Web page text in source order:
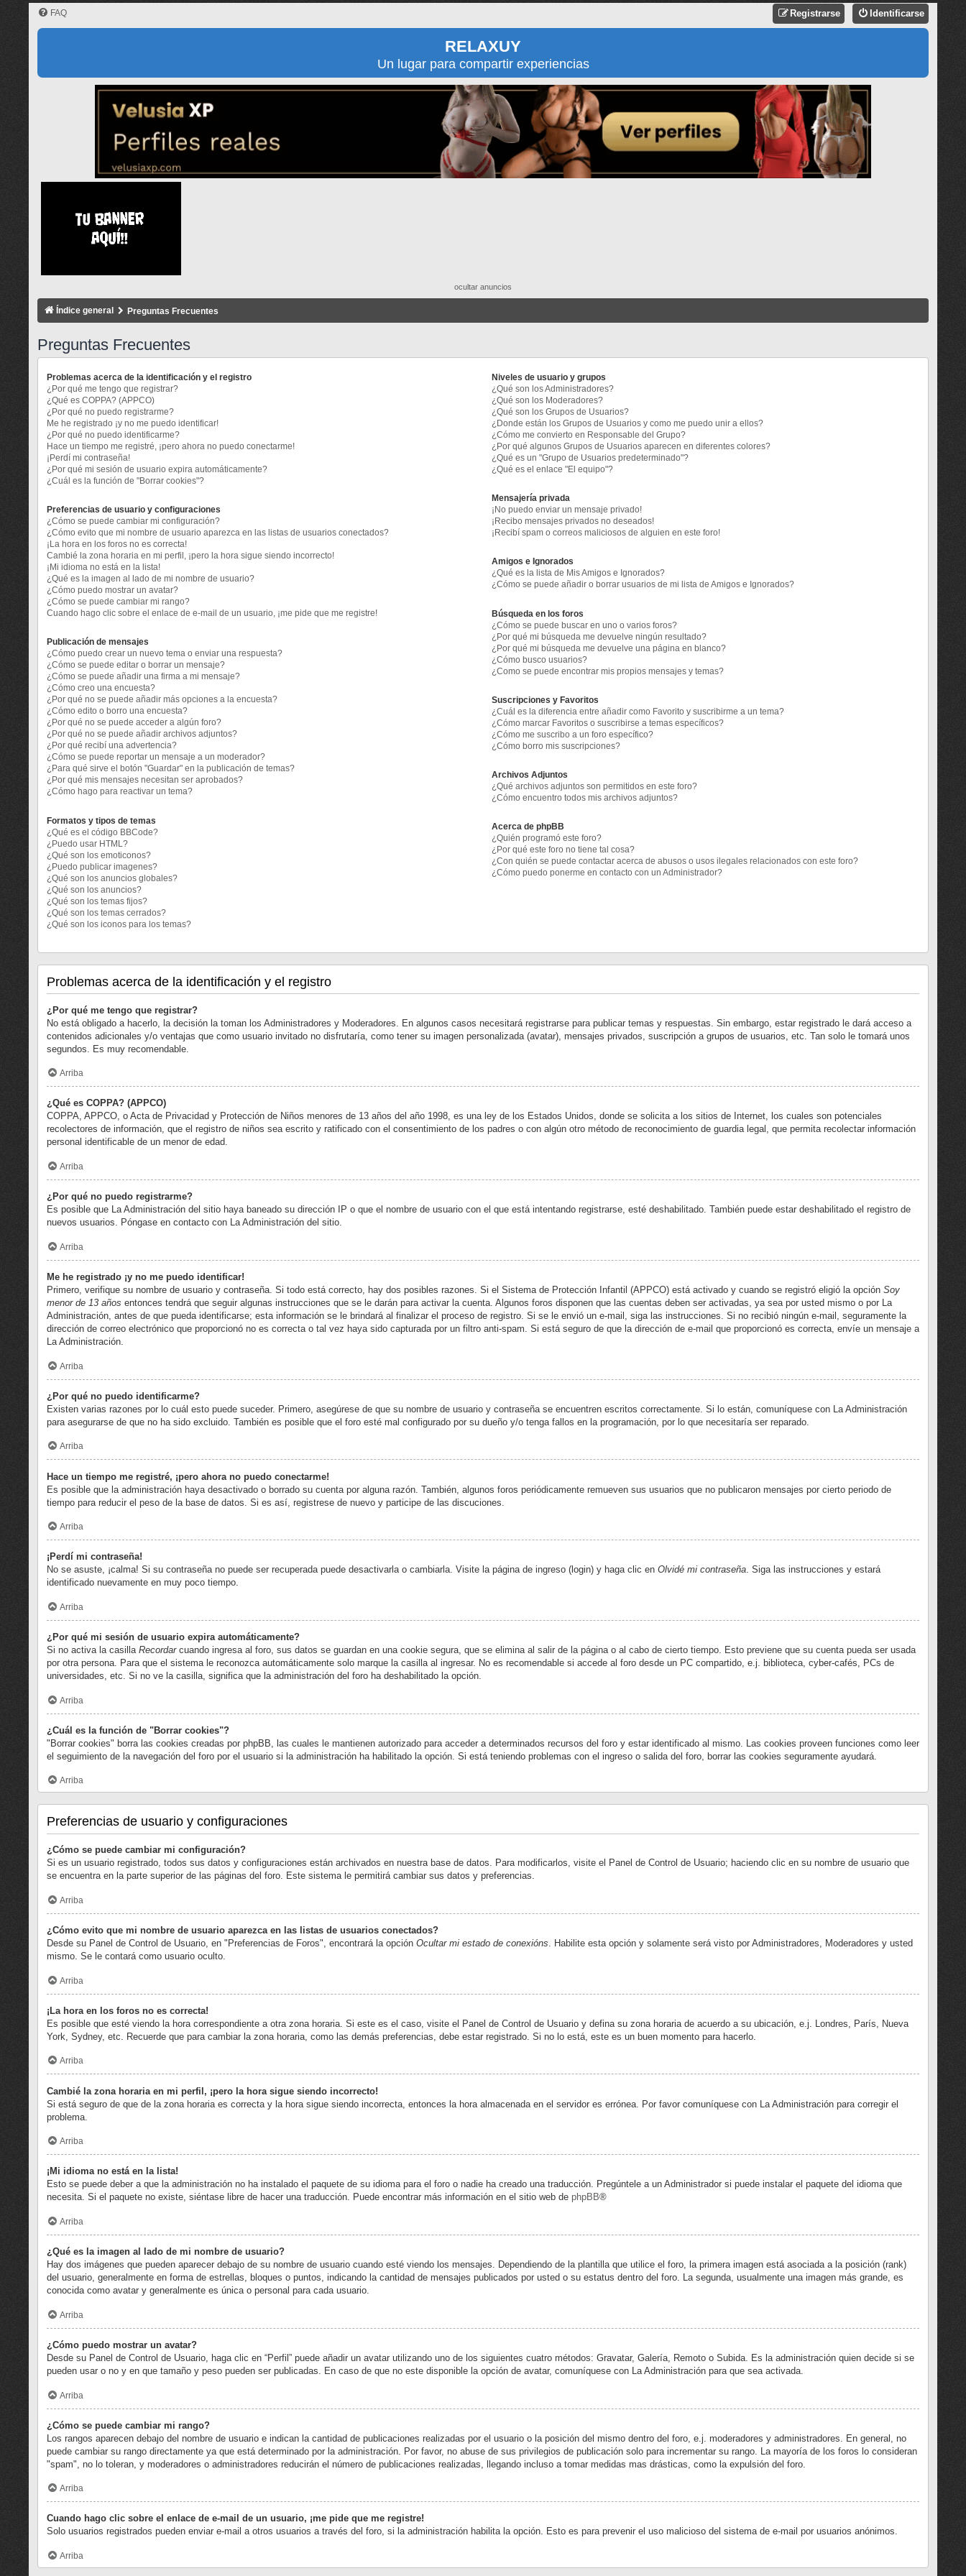
FAQ Identificarse
Registrarse
RELAXUY
Un lugar para compartir experiencias
ocultar anuncios
Índice general Preguntas Frecuentes
Preguntas Frecuentes
Problemas acerca de la identificación y el registro
¿Por qué me tengo que registrar?
¿Qué es COPPA? (APPCO)
¿Por qué no puedo registrarme?
Me he registrado ¡y no me puedo identificar!
¿Por qué no puedo identificarme?
Hace un tiempo me registré, ¡pero ahora no puedo conectarme!
¡Perdí mi contraseña!
¿Por qué mi sesión de usuario expira automáticamente?
¿Cuál es la función de "Borrar cookies"?
Preferencias de usuario y configuraciones
¿Cómo se puede cambiar mi configuración?
¿Cómo evito que mi nombre de usuario aparezca en las listas de usuarios conectados?
¡La hora en los foros no es correcta!
Cambié la zona horaria en mi perfil, ¡pero la hora sigue siendo incorrecto!
¡Mi idioma no está en la lista!
¿Qué es la imagen al lado de mi nombre de usuario?
¿Cómo puedo mostrar un avatar?
¿Cómo se puede cambiar mi rango?
Cuando hago clic sobre el enlace de e-mail de un usuario, ¡me pide que me registre!
Publicación de mensajes
¿Cómo puedo crear un nuevo tema o enviar una respuesta?
¿Cómo se puede editar o borrar un mensaje?
¿Cómo se puede añadir una firma a mi mensaje?
¿Cómo creo una encuesta?
¿Por qué no se puede añadir más opciones a la encuesta?
¿Cómo edito o borro una encuesta?
¿Por qué no se puede acceder a algún foro?
¿Por qué no se puede añadir archivos adjuntos?
¿Por qué recibí una advertencia?
¿Cómo se puede reportar un mensaje a un moderador?
¿Para qué sirve el botón "Guardar" en la publicación de temas?
¿Por qué mis mensajes necesitan ser aprobados?
¿Cómo hago para reactivar un tema?
Formatos y tipos de temas
¿Qué es el código BBCode?
¿Puedo usar HTML?
¿Qué son los emoticonos?
¿Puedo publicar imagenes?
¿Qué son los anuncios globales?
¿Qué son los anuncios?
¿Qué son los temas fijos?
¿Qué son los temas cerrados?
¿Qué son los iconos para los temas?
Niveles de usuario y grupos
¿Qué son los Administradores?
¿Qué son los Moderadores?
¿Qué son los Grupos de Usuarios?
¿Donde están los Grupos de Usuarios y como me puedo unir a ellos?
¿Cómo me convierto en Responsable del Grupo?
¿Por qué algunos Grupos de Usuarios aparecen en diferentes colores?
¿Qué es un "Grupo de Usuarios predeterminado"?
¿Qué es el enlace "El equipo"?
Mensajería privada
¡No puedo enviar un mensaje privado!
¡Recibo mensajes privados no deseados!
¡Recibí spam o correos maliciosos de alguien en este foro!
Amigos e Ignorados
¿Qué es la lista de Mis Amigos e Ignorados?
¿Cómo se puede añadir o borrar usuarios de mi lista de Amigos e Ignorados?
Búsqueda en los foros
¿Cómo se puede buscar en uno o varios foros?
¿Por qué mi búsqueda me devuelve ningún resultado?
¿Por qué mi búsqueda me devuelve una página en blanco?
¿Cómo busco usuarios?
¿Como se puede encontrar mis propios mensajes y temas?
Suscripciones y Favoritos
¿Cuál es la diferencia entre añadir como Favorito y suscribirme a un tema?
¿Cómo marcar Favoritos o suscribirse a temas específicos?
¿Cómo me suscribo a un foro específico?
¿Cómo borro mis suscripciones?
Archivos Adjuntos
¿Qué archivos adjuntos son permitidos en este foro?
¿Cómo encuentro todos mis archivos adjuntos?
Acerca de phpBB
¿Quién programó este foro?
¿Por qué este foro no tiene tal cosa?
¿Con quién se puede contactar acerca de abusos o usos ilegales relacionados con este foro?
¿Cómo puedo ponerme en contacto con un Administrador?
Problemas acerca de la identificación y el registro
¿Por qué me tengo que registrar?
No está obligado a hacerlo, la decisión la toman los Administradores y Moderadores. En algunos casos necesitará registrarse para publicar temas y respuestas. Sin embargo, estar registrado le dará acceso a
contenidos adicionales y/o ventajas que como usuario invitado no disfrutaría, como tener su imagen personalizada (avatar), mensajes privados, suscripción a grupos de usuarios, etc. Tan solo le tomará unos
segundos. Es muy recomendable.
Arriba
¿Qué es COPPA? (APPCO)
COPPA, APPCO, o Acta de Privacidad y Protección de Niños menores de 13 años del año 1998, es una ley de los Estados Unidos, donde se solicita a los sitios de Internet, los cuales son potenciales
recolectores de información, que el registro de niños sea escrito y ratificado con el consentimiento de los padres o con algún otro método de reconocimiento de guardia legal, que permita recolectar información
personal identificable de un menor de edad.
Arriba
¿Por qué no puedo registrarme?
Es posible que La Administración del sitio haya baneado su dirección IP o que el nombre de usuario con el que está intentando registrarse, esté deshabilitado. También puede estar deshabilitado el registro de
nuevos usuarios. Póngase en contacto con La Administración del sitio.
Arriba
Me he registrado ¡y no me puedo identificar!
Primero, verifique su nombre de usuario y contraseña. Si todo está correcto, hay dos posibles razones. Si el Sistema de Protección Infantil (APPCO) está activado y cuando se registró eligió la opción Soy
menor de 13 años entonces tendrá que seguir algunas instrucciones que se le darán para activar la cuenta. Algunos foros disponen que las cuentas deben ser activadas, ya sea por usted mismo o por La
Administración, antes de que pueda identificarse; esta información se le brindará al finalizar el proceso de registro. Si se le envió un e-mail, siga las instrucciones. Si no recibió ningún e-mail, seguramente la
dirección de correo electrónico que proporcionó no es correcta o tal vez haya sido capturada por un filtro anti-spam. Si está seguro de que la dirección de e-mail que proporcionó es correcta, envíe un mensaje a
La Administración.
Arriba
¿Por qué no puedo identificarme?
Existen varias razones por lo cuál esto puede suceder. Primero, asegúrese de que su nombre de usuario y contraseña se encuentren escritos correctamente. Si lo están, comuníquese con La Administración
para asegurarse de que no ha sido excluido. También es posible que el foro esté mal configurado por su dueño y/o tenga fallos en la programación, por lo que necesitaría ser reparado.
Arriba
Hace un tiempo me registré, ¡pero ahora no puedo conectarme!
Es posible que la administración haya desactivado o borrado su cuenta por alguna razón. También, algunos foros periódicamente remueven sus usuarios que no publicaron mensajes por cierto periodo de
tiempo para reducir el peso de la base de datos. Si es así, registrese de nuevo y participe de las discuciones.
Arriba
¡Perdí mi contraseña!
No se asuste, ¡calma! Si su contraseña no puede ser recuperada puede desactivarla o cambiarla. Visite la página de ingreso (login) y haga clic en Olvidé mi contraseña. Siga las instrucciones y estará
identificado nuevamente en muy poco tiempo.
Arriba
¿Por qué mi sesión de usuario expira automáticamente?
Si no activa la casilla Recordarcuando ingresa al foro, sus datos se guardan en una cookie segura, que se elimina al salir de la página o al cabo de cierto tiempo. Esto previene que su cuenta pueda ser usada
por otra persona. Para que el sistema le reconozca automáticamente solo marque la casilla al ingresar. No es recomendable si accede al foro desde un PC compartido, e.j. biblioteca, cyber-cafés, PCs de
universidades, etc. Si no ve la casilla, significa que la administración del foro ha deshabilitado la opción.
Arriba
¿Cuál es la función de "Borrar cookies"?
"Borrar cookies" borra las cookies creadas por phpBB, las cuales le mantienen autorizado para acceder a determinados recursos del foro y estar identificado al mismo. Las cookies proveen funciones como leer
el seguimiento de la navegación del foro por el usuario si la administración ha habilitado la opción. Si está teniendo problemas con el ingreso o salida del foro, borrar las cookies seguramente ayudará.
Arriba
Preferencias de usuario y configuraciones
¿Cómo se puede cambiar mi configuración?
Si es un usuario registrado, todos sus datos y configuraciones están archivados en nuestra base de datos. Para modificarlos, visite el Panel de Control de Usuario; haciendo clic en su nombre de usuario que
se encuentra en la parte superior de las páginas del foro. Este sistema le permitirá cambiar sus datos y preferencias.
Arriba
¿Cómo evito que mi nombre de usuario aparezca en las listas de usuarios conectados?
Desde su Panel de Control de Usuario, en "Preferencias de Foros", encontrará la opción Ocultar mi estado de conexións. Habilite esta opción y solamente será visto por Administradores, Moderadores y usted
mismo. Se le contará como usuario oculto.
Arriba
¡La hora en los foros no es correcta!
Es posible que esté viendo la hora correspondiente a otra zona horaria. Si este es el caso, visite el Panel de Control de Usuario y defina su zona horaria de acuerdo a su ubicación, e.j. Londres, París, Nueva
York, Sydney, etc. Recuerde que para cambiar la zona horaria, como las demás preferencias, debe estar registrado. Si no lo está, este es un buen momento para hacerlo.
Arriba
Cambié la zona horaria en mi perfil, ¡pero la hora sigue siendo incorrecto!
Si está seguro de que de la zona horaria es correcta y la hora sigue siendo incorrecta, entonces la hora almacenada en el servidor es errónea. Por favor comuníquese con La Administración para corregir el
problema.
Arriba
¡Mi idioma no está en la lista!
Esto se puede deber a que la administración no ha instalado el paquete de su idioma para el foro o nadie ha creado una traducción. Pregúntele a un Administrador si puede instalar el paquete del idioma que
necesita. Si el paquete no existe, siéntase libre de hacer una traducción. Puede encontrar más información en el sitio web de phpBB®
Arriba
¿Qué es la imagen al lado de mi nombre de usuario?
Hay dos imágenes que pueden aparecer debajo de su nombre de usuario cuando esté viendo los mensajes. Dependiendo de la plantilla que utilice el foro, la primera imagen está asociada a la posición (rank)
del usuario, generalmente en forma de estrellas, bloques o puntos, indicando la cantidad de mensajes publicados por usted o su estatus dentro del foro. La segunda, usualmente una imagen más grande, es
conocida como avatar y generalmente es única o personal para cada usuario.
Arriba
¿Cómo puedo mostrar un avatar?
Desde su Panel de Control de Usuario, haga clic en “Perfil” puede añadir un avatar utilizando uno de los siguientes cuatro métodos: Gravatar, Galería, Remoto o Subida. Es la administración quien decide si se
pueden usar o no y en que tamaño y peso pueden ser publicadas. En caso de que no este disponible la opción de avatar, comuníquese con La Administración para que sea activada.
Arriba
¿Cómo se puede cambiar mi rango?
Los rangos aparecen debajo del nombre de usuario e indican la cantidad de publicaciones realizadas por el usuario o la posición del mismo dentro del foro, e.j. moderadores y administradores. En general, no
puede cambiar su rango directamente ya que está determinado por la administración. Por favor, no abuse de sus privilegios de publicación solo para incrementar su rango. La mayoría de los foros lo consideran
"spam", no lo toleran, y moderadores o administradores reducirán el número de publicaciones realizadas, llegando incluso a tomar medidas mas drásticas, como la expulsión del foro.
Arriba
Cuando hago clic sobre el enlace de e-mail de un usuario, ¡me pide que me registre!
Solo usuarios registrados pueden enviar e-mail a otros usuarios a través del foro, si la administración habilita la opción. Esto es para prevenir el uso malicioso del sistema de e-mail por usuarios anónimos.
Arriba